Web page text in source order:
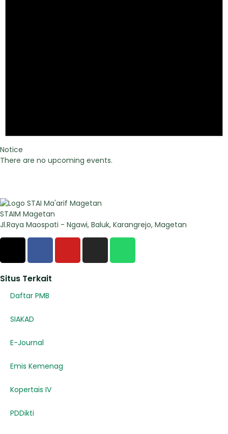
Notice
There are no upcoming events.
STAIM Magetan
Jl.Raya Maospati - Ngawi, Baluk, Karangrejo, Magetan
Situs Terkait
Daftar PMB
SIAKAD
E-Journal
Emis Kemenag
Kopertais IV
PDDikti